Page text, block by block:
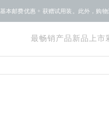
本邮费优惠 + 获赠试用装。此外，购
最畅销产品新品上市